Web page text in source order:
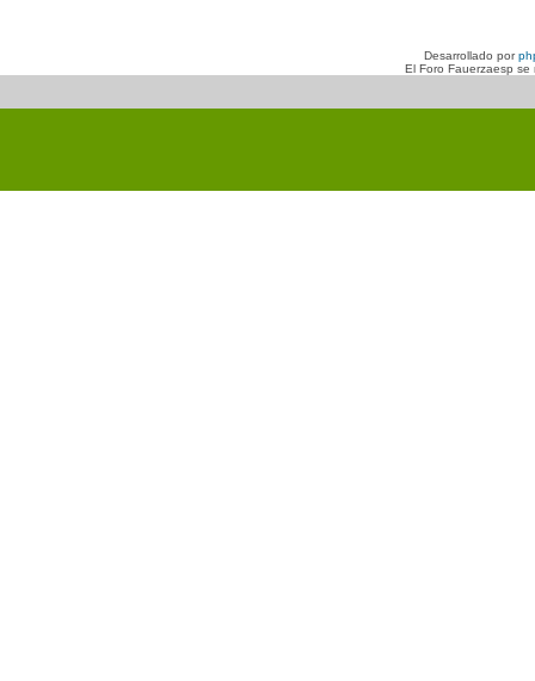
Desarrollado por
El Foro Fauerzaesp